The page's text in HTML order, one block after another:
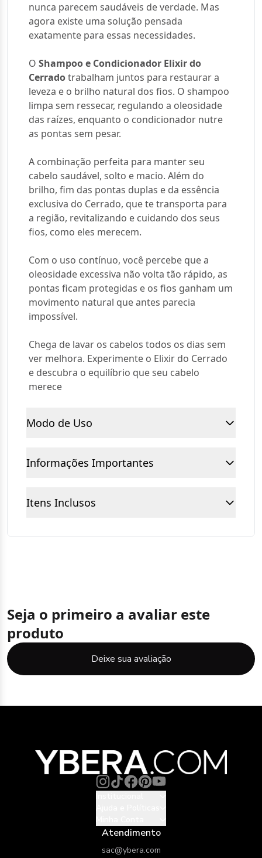
nunca parecem saudáveis de verdade. Mas
agora existe uma solução pensada
exatamente para essas necessidades.
O Shampoo e Condicionador Elixir do
Cerradotrabalham juntos para restaurar a
leveza e o brilho natural dos fios. O shampoo
limpa sem ressecar, regulando a oleosidade
das raízes, enquanto o condicionador nutre
as pontas sem pesar.
A combinação perfeita para manter seu
cabelo saudável, solto e macio. Além do
brilho, fim das pontas duplas e da essência
exclusiva do Cerrado, que te transporta para
a região, revitalizando e cuidando dos seus
fios, como eles merecem.
Com o uso contínuo, você percebe que a
oleosidade excessiva não volta tão rápido, as
pontas ficam protegidas e os fios ganham um
movimento natural que antes parecia
impossível.
Chega de lavar os cabelos todos os dias sem
ver melhora. Experimente o Elixir do Cerrado
e descubra o equilíbrio que seu cabelo
merece
Modo de Uso
Informações Importantes
Itens Inclusos
Seja o primeiro a avaliar este
produto
Deixe sua avaliação
Atendimento
sac@ybera.com